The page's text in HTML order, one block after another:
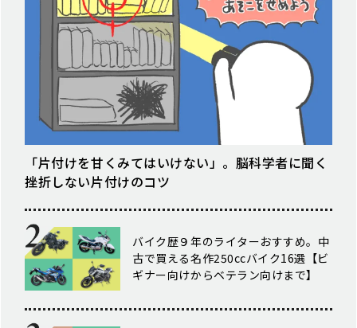
「片付けを甘くみてはいけない」。脳科学者に聞く
挫折しない片付けのコツ
バイク歴９年のライターおすすめ。中
古で買える名作250ccバイク16選【ビ
ギナー向けからベテラン向けまで】